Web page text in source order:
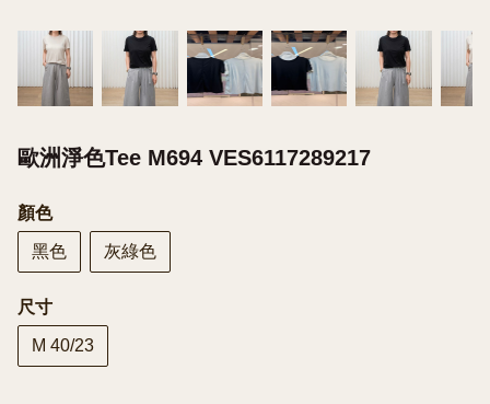
歐洲淨色Tee M694 VES6117289217
顏色
黑色 灰綠色
尺寸
M 40/23